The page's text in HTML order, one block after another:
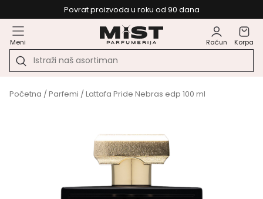
Povrat proizvoda u roku od 90 dana
Meni Račun Korpa
Početna /Parfemi / Lattafa Pride Nebras edp 100 ml